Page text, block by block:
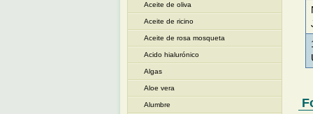
Aceite de oliva
Aceite de ricino
Aceite de rosa mosqueta
Acido hialurónico
Algas
Aloe vera
Alumbre